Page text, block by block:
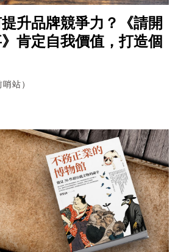
升品牌競爭力？《請開
肯定自我價值，打造個
站）